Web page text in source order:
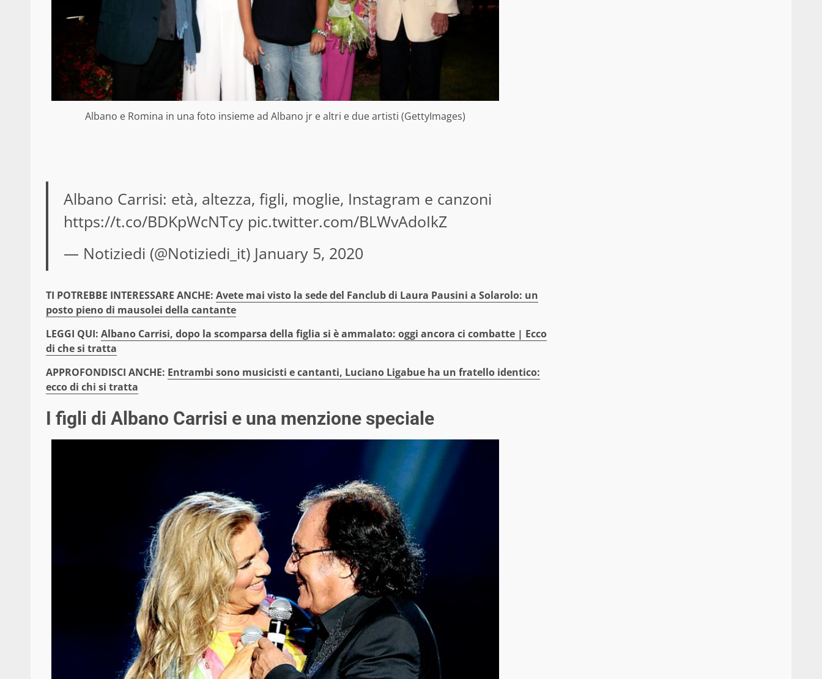
Albano e Romina in una foto insieme ad Albano jr e altri e due artisti (GettyImages)
Albano Carrisi: età, altezza, figli, moglie, Instagram e canzoni
https://t.co/BDKpWcNTcy pic.twitter.com/BLWvAdoIkZ
— Notiziedi (@Notiziedi_it) January 5, 2020
TI POTREBBE INTERESSARE ANCHE: Avete mai visto la sede del Fanclub di Laura Pausini a Solarolo: un
posto pieno di mausolei della cantante
LEGGI QUI: Albano Carrisi, dopo la scomparsa della figlia si è ammalato: oggi ancora ci combatte | Ecco
di che si tratta
APPROFONDISCI ANCHE: Entrambi sono musicisti e cantanti, Luciano Ligabue ha un fratello identico:
ecco di chi si tratta
I figli di Albano Carrisi e una menzione speciale